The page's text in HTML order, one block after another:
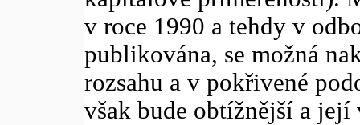
v roce 1990 a tehdy v
publikována, se možná
rozsahu a v pokřivené
však bude obtížnější a